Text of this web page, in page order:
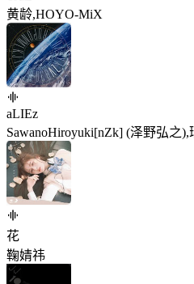
黄龄,HOYO-MiX
aLIEz
SawanoHiroyuki[nZk] (泽野弘之),
花
鞠婧祎